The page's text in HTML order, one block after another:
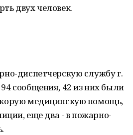
двух человек.
диспетчерскую службу г.
сообщения, 42 из них были
медицинскую помощь,
еще два - в пожарно-